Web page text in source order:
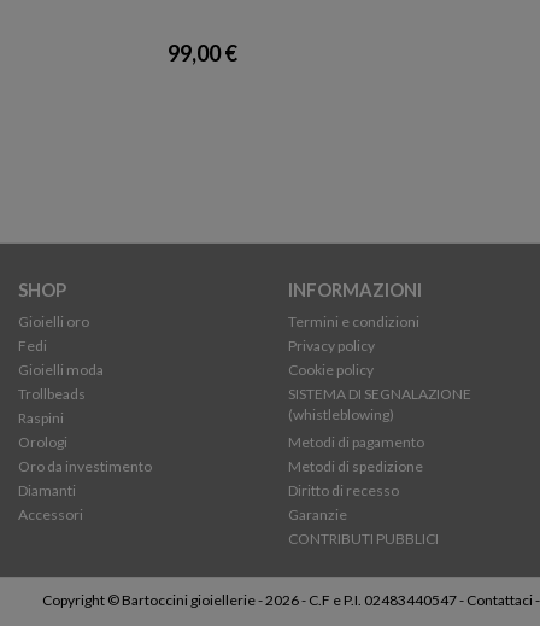
99,00 €
SHOP
Gioielli oro
Fedi
Gioielli moda
Trollbeads
Raspini
Orologi
Oro da investimento
Diamanti
Accessori
INFORMAZIONI
Termini e condizioni
Privacy policy
Cookie policy
SISTEMA DI SEGNALAZIONE
(whistleblowing)
Metodi di pagamento
Metodi di spedizione
Diritto di recesso
Garanzie
CONTRIBUTI PUBBLICI
Copyright © Bartoccini gioiellerie - 2026 - C.F e P.I. 02483440547 - Contattaci